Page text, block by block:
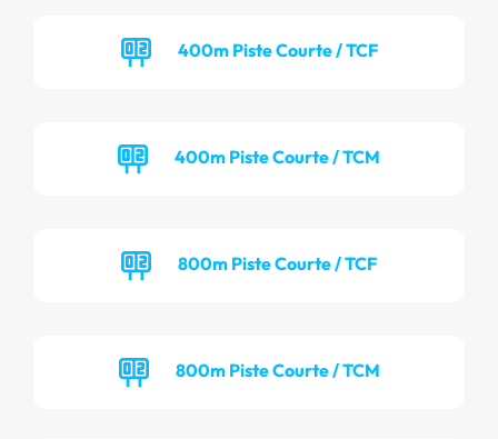
400m Piste Courte / TCF
400m Piste Courte / TCM
800m Piste Courte / TCF
800m Piste Courte / TCM